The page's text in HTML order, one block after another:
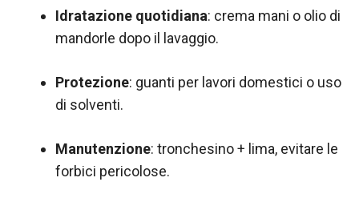
Idratazione quotidiana: crema mani o olio di
mandorle dopo il lavaggio.
Protezione: guanti per lavori domestici o uso
di solventi.
Manutenzione: tronchesino + lima, evitare le
forbici pericolose.